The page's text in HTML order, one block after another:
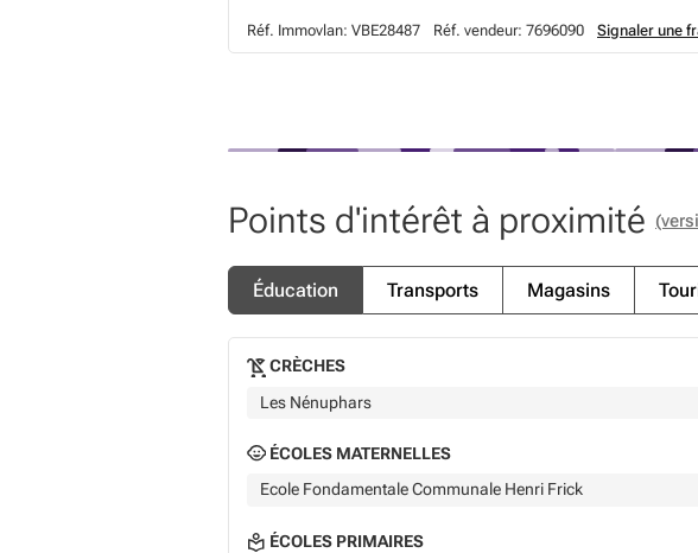
Réf. Immovlan: VBE28487 Réf. vendeur: 7696090 Signaler une
Points d'intérêt à proximité
Éducation Transports Magasins
CRÈCHES
Les Nénuphars
ÉCOLES MATERNELLES
Ecole Fondamentale Communale Henri Frick
ÉCOLES PRIMAIRES